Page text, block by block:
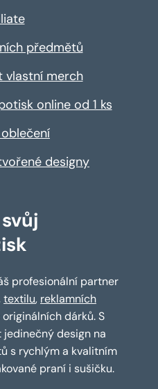
předmětů
vlastní merch
online od 1 ks
designy
profesionální partner
textilu, reklamních
dárků. S
jedinečný design na
s rychlým a kvalitním
praní i sušičku.